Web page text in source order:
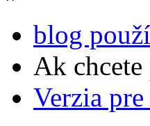
blog
Ak
Verzia